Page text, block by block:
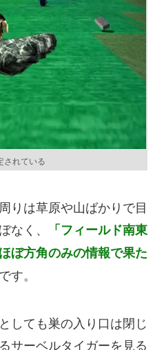
されている
りは草原や山ばかりで目
なく、
「フィールド南東
ぼ方角のみの情報で果た
です。
しても巣の入り口は閉じ
サーベルタイガーを見る